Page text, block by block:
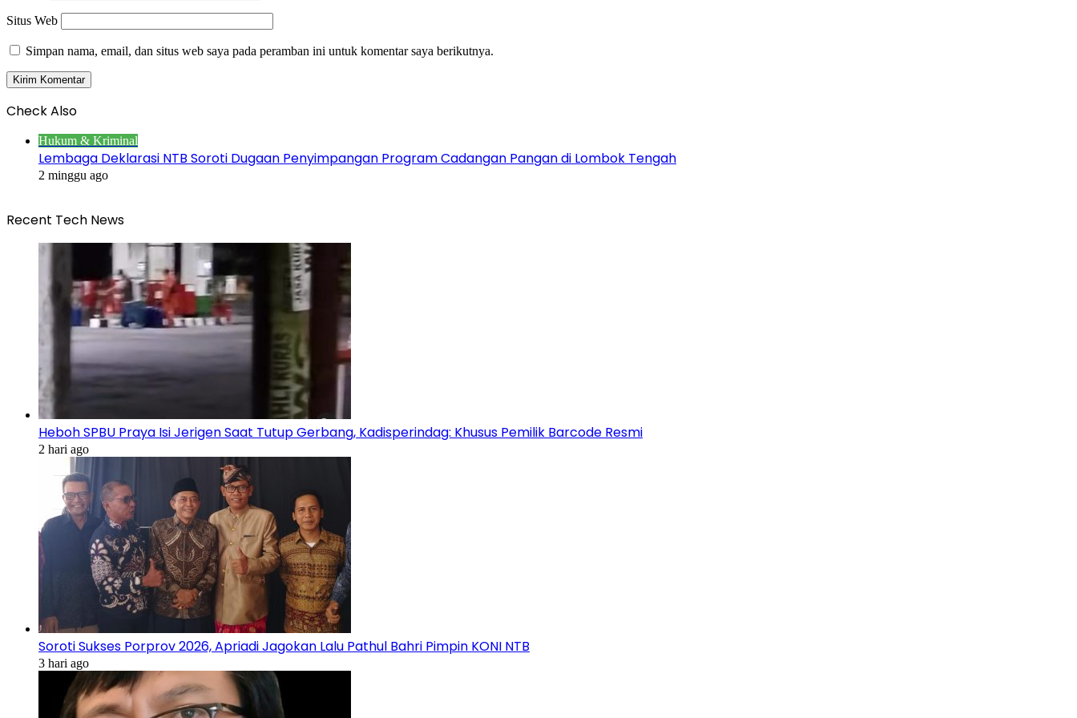
Situs Web
Simpan nama, email, dan situs web saya pada peramban ini untuk komentar saya berikutnya.
Check Also
Hukum & Kriminal
Lembaga Deklarasi NTB Soroti Dugaan Penyimpangan Program Cadangan Pangan di Lombok Tengah
2 minggu ago
Recent Tech News
Heboh SPBU Praya Isi Jerigen Saat Tutup Gerbang, Kadisperindag: Khusus Pemilik Barcode Resmi
2 hari ago
Soroti Sukses Porprov 2026, Apriadi Jagokan Lalu Pathul Bahri Pimpin KONI NTB
3 hari ago